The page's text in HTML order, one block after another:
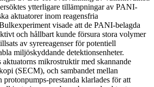
ytterligare tillämpningar av PANI-
aktuatorer inom reagensfria
visade att de PANI-belagda
och hållbart kunde försura stora volymer
av syrereagenser för potentiell
miljöskyddande detektionsenheter.
aktuatorns mikrostruktir med skannande
(SECM), och sambandet mellan
prestanda klarlades för att